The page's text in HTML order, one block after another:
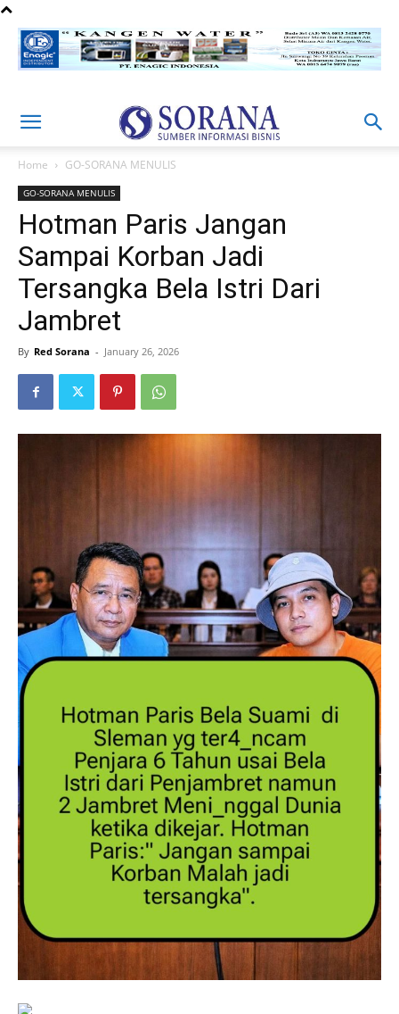
Home GO-SORANA MENULIS
GO-SORANA MENULIS
Hotman Paris Jangan
Sampai Korban Jadi
Tersangka Bela Istri Dari
Jambret
By Red Sorana - January 26, 2026